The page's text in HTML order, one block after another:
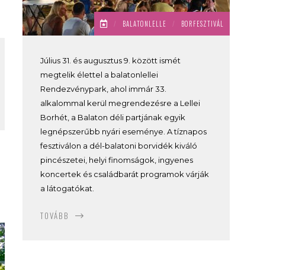
/ BALATONLELLE / BORFESZTIVÁL
Július 31. és augusztus 9. között ismét
megtelik élettel a balatonlellei
Rendezvénypark, ahol immár 33.
alkalommal kerül megrendezésre a Lellei
Borhét, a Balaton déli partjának egyik
legnépszerűbb nyári eseménye. A tíznapos
fesztiválon a dél-balatoni borvidék kiváló
pincészetei, helyi finomságok, ingyenes
koncertek és családbarát programok várják
a látogatókat.
TOVÁBB